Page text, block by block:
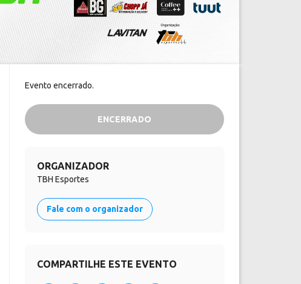
Evento encerrado.
ENCERRADO
ORGANIZADOR
TBH Esportes
Fale com o organizador
COMPARTILHE ESTE EVENTO